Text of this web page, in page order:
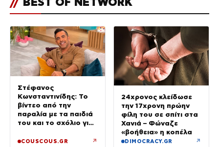
Στέφανος
Κωνσταντινίδης: Το
βίντεο από την
παραλία με τα παιδιά
του και το σχόλιο για
COUSCOUS.GR ↗
24χρονος κλείδωσε
την 17χρονη πρώην
φίλη του σε σπίτι στα
Χανιά – Φώναζε
«βοήθεια» η κοπέλα
DIMOCRACY.GR ↗